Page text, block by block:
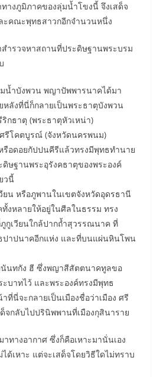
างภูมิภาคของลุ่มน้ำโขงนี้ จึงเสด็จ
ะคณะพุทธสาวกอีกจำนวนหนึ่ง
ำรวจหาสถานที่ประดิษฐานพระบรม
มน้ำบังพวน พญาปัพพารนาคได้มา
หลังที่นี่ก็กลายเป็นพระธาตุบังพวน
กธาตุ (พระธาตุหัวเหน่า)
รีโคตบูรณ์ (จังหวัดนครพนม)
รือดอยกัปปนคีรีแล้วทรงมีพุทธทำนาย
ษฐานพระอุรังคธาตุของพระองค์
วนี้
ยน หรือภูพานในเขตจังหวัดอุดรธานี
งหลายให้อยู่ในศีลในธรรม ทรง
กูเวียนใกล้ปากถ้ำสุวรรณนาค ที่
ปาปนาคอีกแห่ง และที่บนแผ่นหินโพน
นันทกัง ฮี ซึ่งพญาสีสัตตนาคทูลขอ
ะบาทไว้ และพระองค์ทรงมีพุทธ
ที่นี่จะกลายเป็นเมืองชื่อว่าเมือง ศรี
จกลับไปปรินิพพานที่เมืองกุสินาราย
ทางอากาศ ซึ่งก็คือเหาะมานั่นเอง
ด้เหาะ แต่จะเสด็จโดยวิธีใดไม่ทราบ